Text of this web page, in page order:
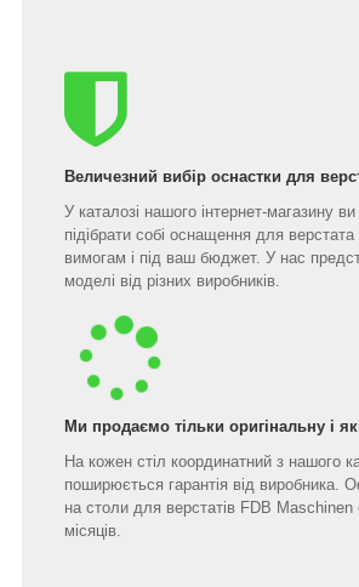
Величезний вибір оснастки для
У каталозі нашого інтернет-магазину
підібрати собі оснащення для
вимогам і під ваш бюджет. У нас
моделі від різних виробників.
Ми продаємо тільки оригінальну і
На кожен стіл координатний з нашого
поширюється гарантія від виробника.
на столи для верстатів FDB Maschinen
місяців.